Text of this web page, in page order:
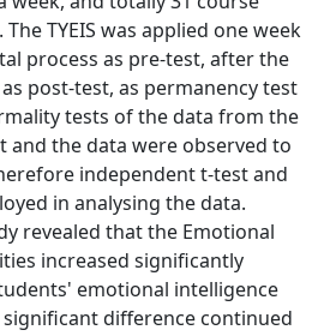
TYEIS was applied one week
process as pre-test, after the
post-test, as permanency test
tests of the data from the
and the data were observed to
independent t-test and
in analysing the data.
revealed that the Emotional
increased significantly
emotional intelligence
difference continued